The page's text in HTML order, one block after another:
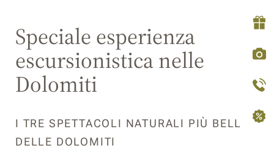
Speciale esperienza
escursionistica nelle
Dolomiti
I TRE SPETTACOLI NATURALI PIÙ BELLI
DELLE DOLOMITI